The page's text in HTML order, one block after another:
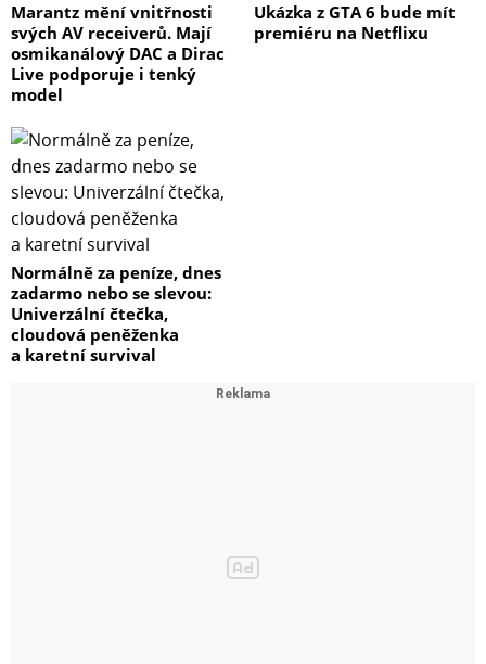
Marantz mění vnitřnosti
svých AV receiverů. Mají
osmikanálový DAC a Dirac
Live podporuje i tenký
model
Ukázka z GTA 6 bude mít
premiéru na Netflixu
Normálně za peníze, dnes
zadarmo nebo se slevou:
Univerzální čtečka,
cloudová peněženka
a karetní survival